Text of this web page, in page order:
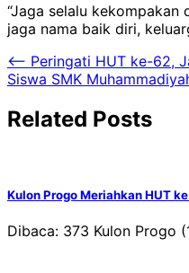
“Jaga selalu
jaga nama baik diri,
Navigasi
pos
⟵ Peringati HUT ke-62,
Siswa SMK
Related Posts
Kulon Progo Meriahkan HUT
Dibaca: 373 Kulon Progo